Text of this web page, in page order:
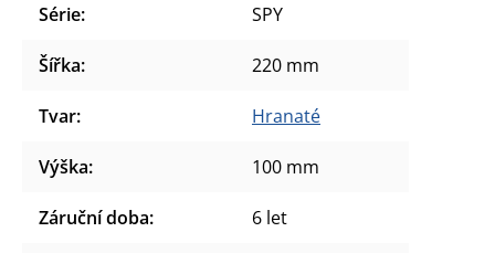
Série: SPY
Šířka: 220 mm
Tvar: Hranaté
Výška: 100 mm
Záruční doba: 6 let